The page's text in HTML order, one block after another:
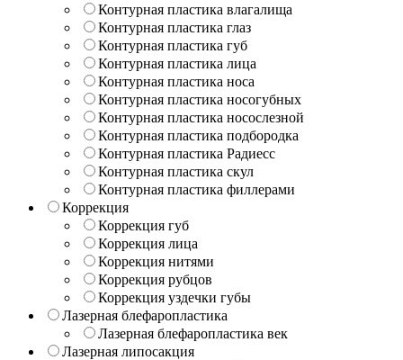
Контурная пластика влагалища
Контурная пластика глаз
Контурная пластика губ
Контурная пластика лица
Контурная пластика носа
Контурная пластика носогубных
Контурная пластика носослезной
Контурная пластика подбородка
Контурная пластика Радиесс
Контурная пластика скул
Контурная пластика филлерами
Коррекция
Коррекция губ
Коррекция лица
Коррекция нитями
Коррекция рубцов
Коррекция уздечки губы
Лазерная блефаропластика
Лазерная блефаропластика век
Лазерная липосакция